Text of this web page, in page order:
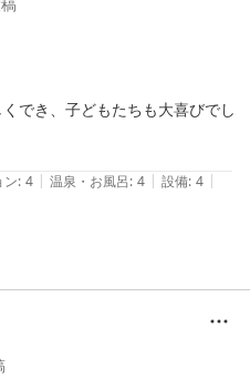
でき、子どもたちも大喜びでし
たらコテージ裏に蜂の巣が💦その
ン: 4 | 温泉・お風呂: 4 | 設備: 4 |